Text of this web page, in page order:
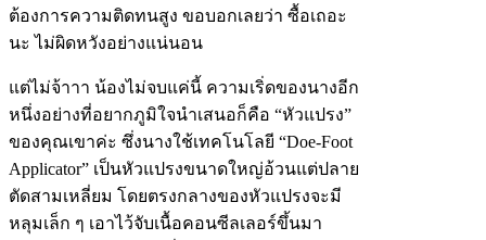
ต้องการความติดทนสูง ขอบอกเลยว่า ซื้อเถอะ
นะ ไม่ผิดหวังอย่างแน่นอน
แต่ไม่จ้าาา น้องไม่จบแค่นี้ ความเริ่ดของนางอีก
หนึ่งอย่างที่อยากภูมิใจนำเสนอก็คือ “หัวแปรง”
ของคุณเขาค่ะ ซึ่งนางใช้เทคโนโลยี “Doe-Foot
Applicator” เป็นหัวแปรงขนาดใหญ่อ้วนแต่ปลาย
ตัดสามเหลี่ยม โดยตรงกลางของหัวแปรงจะมี
หลุมเล็ก ๆ เอาไว้จับเนื้อคอนซีลเลอร์ขึ้นมา